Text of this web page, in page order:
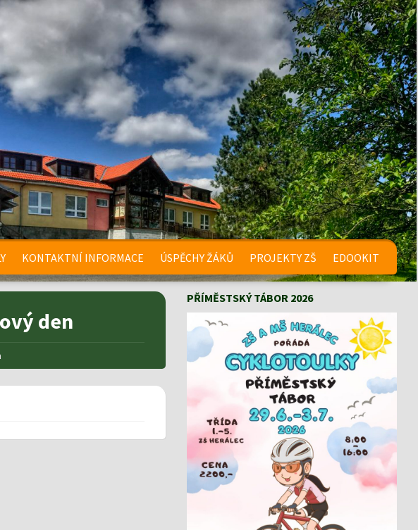
KONTAKTNÍ INFORMACE ÚSPĚCHY ŽÁKŮ PROJEKTY ZŠ EDOOKIT
den
PŘÍMĚSTSKÝ TÁBOR 2026